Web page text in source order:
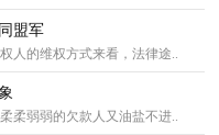
盟军
人的维权方式来看，法律途..
柔弱弱的欠款人又油盐不进..